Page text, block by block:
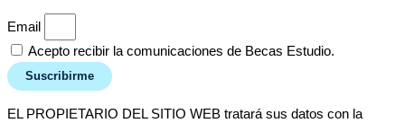
Email
Acepto recibir la comunicaciones de Becas Estudio.
Suscribirme
EL PROPIETARIO DEL SITIO WEB tratará sus datos con la